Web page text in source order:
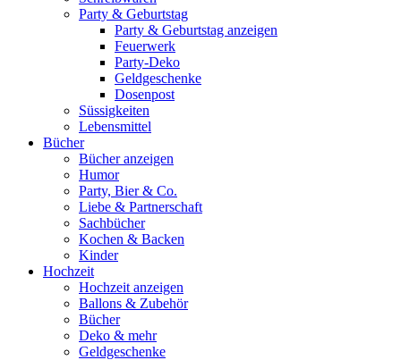
Party & Geburtstag
Party & Geburtstag anzeigen
Feuerwerk
Party-Deko
Geldgeschenke
Dosenpost
Süssigkeiten
Lebensmittel
Bücher
Bücher anzeigen
Humor
Party, Bier & Co.
Liebe & Partnerschaft
Sachbücher
Kochen & Backen
Kinder
Hochzeit
Hochzeit anzeigen
Ballons & Zubehör
Bücher
Deko & mehr
Geldgeschenke